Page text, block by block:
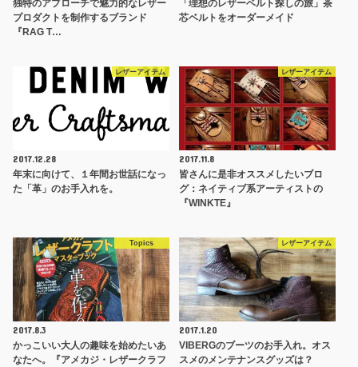
独特のアプローチで魅力的なレザー
プロダクトを制作するブランド
『RAG T…
「理想のレザーベルト探しの旅」茶
芯ベルトをオーダーメイド
レザーアイテム
2017.12.28
年末に向けて、１年間お世話になっ
た「革」のお手入れを。
レザーアイテム
2017.11.8
皆さんに是非オススメしたいブロ
グ：ネイティブ系アーティストの
『WINKTE』
Topics
2017.8.3
かっこいい大人の趣味を始めたいあ
なたへ。『アメカジ・レザークラフ
レザーアイテム
2017.1.20
VIBERGのブーツのお手入れ。オス
スメのメンテナンスグッズは？